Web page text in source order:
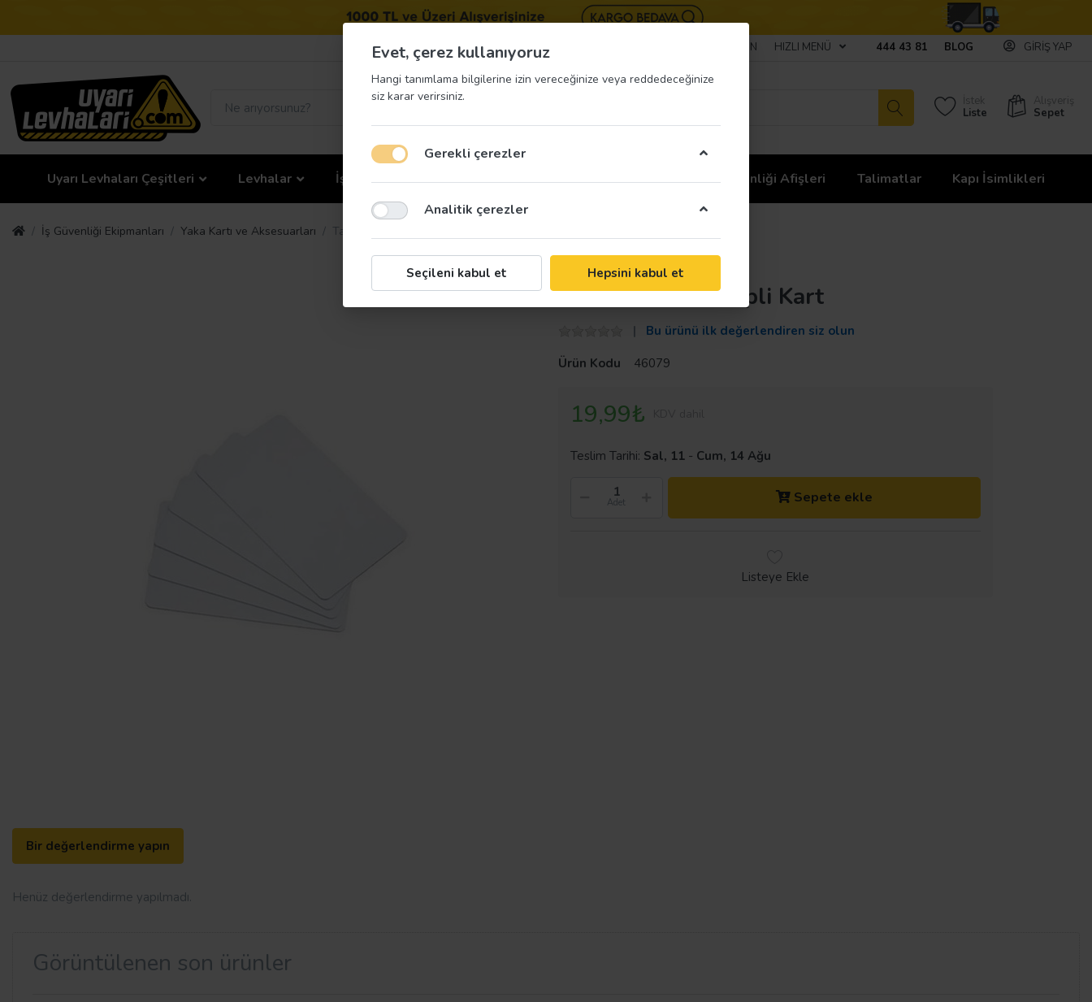
BIZE ULAŞIN HIZLI MENÜ 444 43 81 BLOG GIRIŞ YAP
İstek
Liste
Alışveriş
Sepet
Uyarı Levhaları Çeşitleri Levhalar İş Güvenliği Etiketleri İş Güvenliği Ekipmanları İş Güvenliği Afişleri Talimatlar Kapı İsimlikleri
İş Güvenliği Ekipmanları Yaka Kartı ve Aksesuarları Taroks Mifare Chipli Kart
Taroks
Taroks Mifare Chipli Kart
Bu ürünü ilk değerlendiren siz olun
Ürün Kodu
46079
19,99₺
Teslim Tarihi: Sal, 11 - Cum, 14 Ağu
Adet Sepete ekle
Listeye Ekle
Bir değerlendirme yapın
Henüz değerlendirme yapılmadı.
Görüntülenen son ürünler
Evet, çerez kullanıyoruz
Hangi tanımlama bilgilerine izin vereceğinize veya reddedeceğinize
siz karar verirsiniz.
Gerekli çerezler
Analitik çerezler
Seçileni kabul et Hepsini kabul et